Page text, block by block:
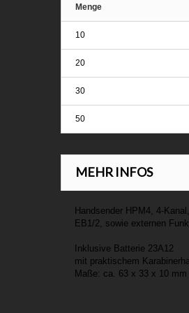
Menge
10
20
30
50
MEHR INFOS
Handsender HPM4, 4-
EB1/2, sowie externen
Inklusive Batterie 23A12
mit praktischem
Maße: ca. 63 x 33 x 10